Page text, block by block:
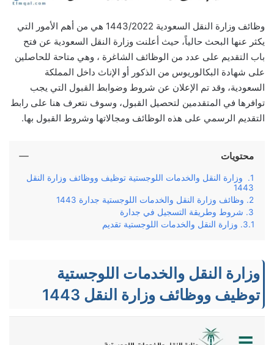
وظائف وزارة النقل السعودية 1443/2022 هي من أهم الأمور التي
يكثر عنها البحث حالياً، حيث أعلنت وزارة النقل السعودية عن فتح
باب التقديم على عدد من الوظائف الشاغرة ، وهي متاحة للحاصلين
على شهادة البكالوريوس من الذكور أو الإناث داخل المملكة
السعودية، وقد تم الإعلان عن شروط وضوابط القبول التي يجب
توافرها في المتقدمين لتحصيل القبول، وسوف نتعرف هنا على رابط
التقديم الرسمي على هذه الوظائف ومجالاتها وشروط القبول بها.
محتويات
وزارة النقل والخدمات اللوجستية توظيف ووظائف وزارة النقل
1443
وظائف وزارة النقل والخدمات اللوجستية جدارة 1443
شروط وطريقة التسجيل في جدارة
وزارة النقل والخدمات اللوجستية تقديم
وزارة النقل والخدمات اللوجستية
توظيف ووظائف وزارة النقل 1443